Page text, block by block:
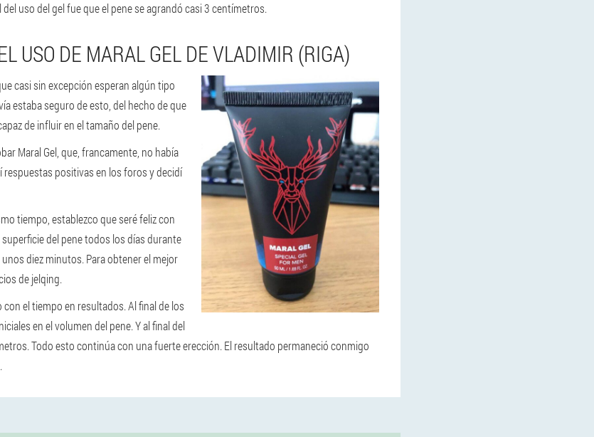
uso del gel fue que el pene se agrandó casi 3 centímetros.
USO DE MARAL GEL DE VLADIMIR (RIGA)
casi sin excepción esperan algún tipo
estaba seguro de esto, del hecho de que
de influir en el tamaño del pene.
Maral Gel, que, francamente, no había
positivas en los foros y decidí
tiempo, establezco que seré feliz con
del pene todos los días durante
diez minutos. Para obtener el mejor
de jelqing.
el tiempo en resultados. Al final de los
en el volumen del pene. Y al final del
Todo esto continúa con una fuerte erección. El resultado permaneció conmigo